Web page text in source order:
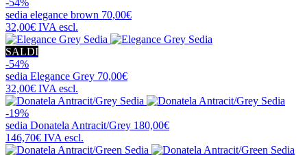
sedia elegance brown 70,00€
32,00€ IVA escl.
SALDI
-54%
sedia Elegance Grey 70,00€
32,00€ IVA escl.
-19%
sedia Donatela Antracit/Grey 180,00€
146,70€ IVA escl.